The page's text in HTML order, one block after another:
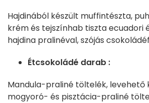
Hajdinából készült muffintészta,
krém és tejszínhab tiszta ecuadori
hajdina pralinéval, szójás
Étcsokoládé darab :
Mandula-praliné töltelék, levehető
mogyoró- és pisztácia-praliné